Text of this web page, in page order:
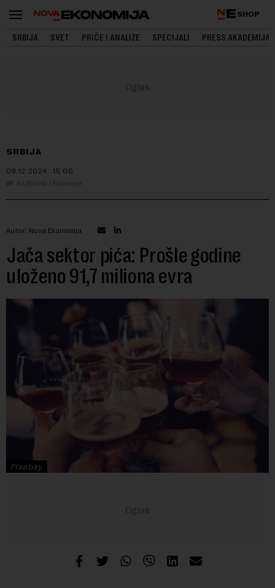
SHOP
SRBIJA SVET PRIČE I ANALIZE SPECIJALI PRESS AKADEMIJA
SRBIJA
08.12.2024. 15:00
N1/Biznis i Finansije
Autor: Nova Ekonomija
Jača sektor pića: Prošle godine
uloženo 91,7 miliona evra
Pixabay